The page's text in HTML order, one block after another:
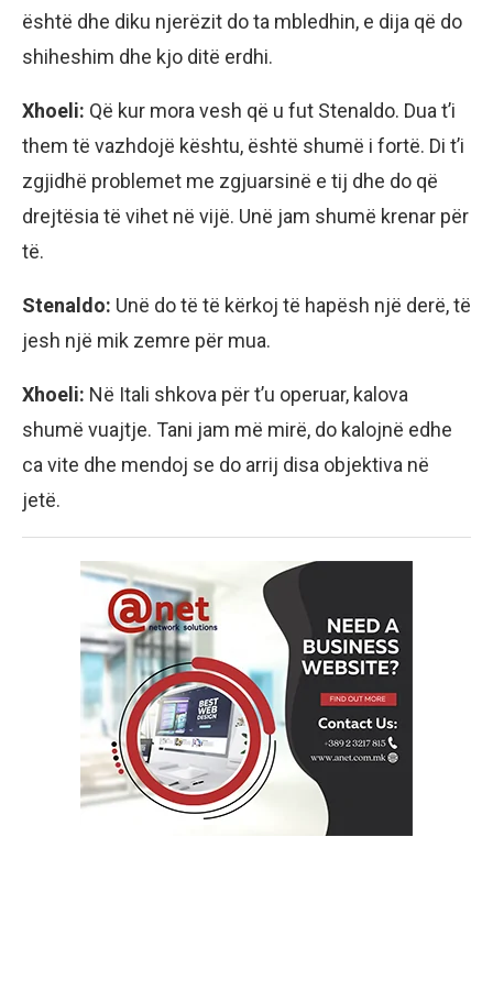
është dhe diku njerëzit do ta mbledhin, e dija që do
shiheshim dhe kjo ditë erdhi.
Xhoeli: Që kur mora vesh që u fut Stenaldo. Dua t’i
them të vazhdojë kështu, është shumë i fortë. Di t’i
zgjidhë problemet me zgjuarsinë e tij dhe do që
drejtësia të vihet në vijë. Unë jam shumë krenar për
të.
Stenaldo: Unë do të të kërkoj të hapësh një derë, të
jesh një mik zemre për mua.
Xhoeli: Në Itali shkova për t’u operuar, kalova
shumë vuajtje. Tani jam më mirë, do kalojnë edhe
ca vite dhe mendoj se do arrij disa objektiva në
jetë.